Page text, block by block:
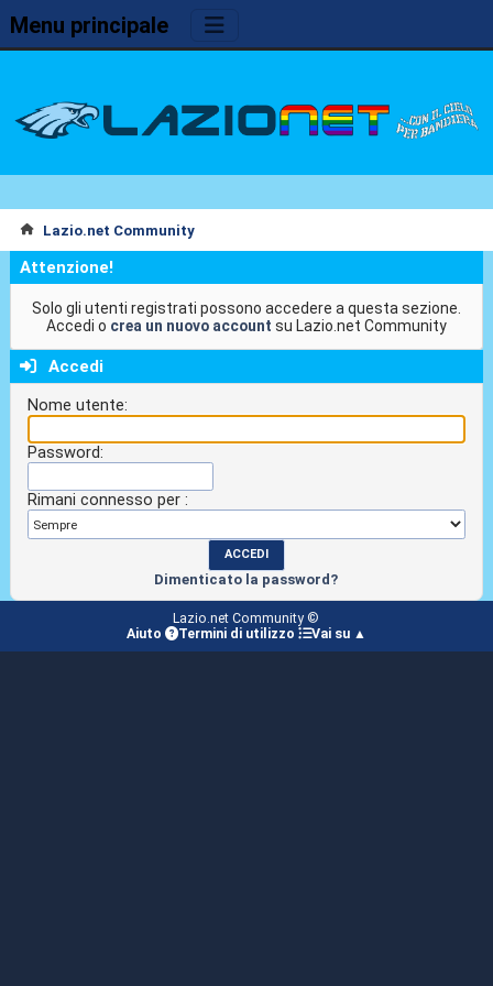
Menu principale
Lazio.net Community
Attenzione!
Solo gli utenti registrati possono accedere a questa sezione.
Accedi o crea un nuovo account su Lazio.net Community
Accedi
Nome utente:
Password:
Rimani connesso per :
Dimenticato la password?
Lazio.net Community ©
Aiuto
Termini di utilizzo Vai su ▲